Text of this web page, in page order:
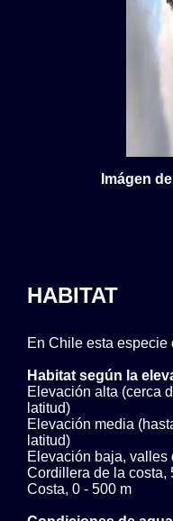
Imágen
HABITAT
En Chile esta
Habitat según la
Elevación alta (cerca
latitud)
Elevación media
latitud)
Elevación baja, valles
Cordillera de la costa,
Costa, 0 - 500 m